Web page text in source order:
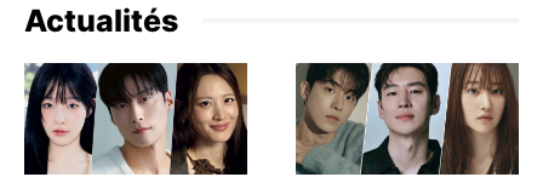
Actualités